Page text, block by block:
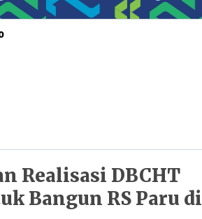
Realisasi DBCHT
Bangun RS Paru di